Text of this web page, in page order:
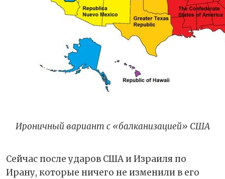
Ироничный вариант с «балканизацией» США
Сейчас после ударов США и Израиля по
Ирану, которые ничего не изменили в его